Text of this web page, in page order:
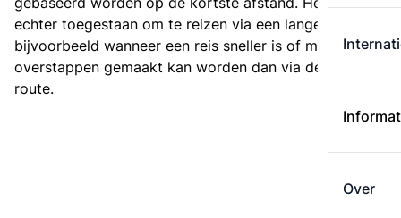
Over
echter toegestaan om te reizen via een langere route,
bijvoorbeeld wanneer een reis sneller is of met minder
overstappen gemaakt kan worden dan via de kortste
route.